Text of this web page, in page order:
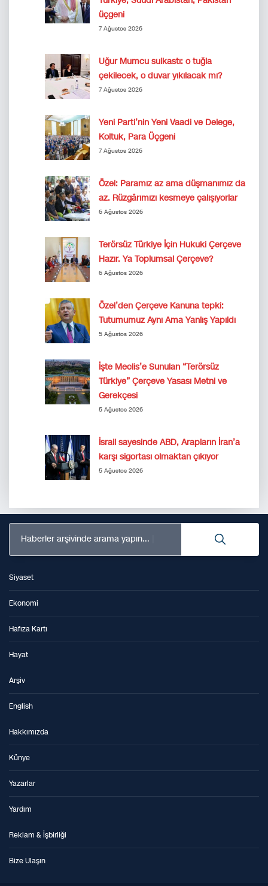
üçgeni
7 Ağustos 2026
Uğur Mumcu suikastı: o tuğla
çekilecek, o duvar yıkılacak mı?
7 Ağustos 2026
Yeni Parti’nin Yeni Vaadi ve Delege,
Koltuk, Para Üçgeni
7 Ağustos 2026
Özel: Paramız az ama düşmanımız da
az. Rüzgârımızı kesmeye çalışıyorlar
6 Ağustos 2026
Terörsüz Türkiye İçin Hukuki Çerçeve
Hazır. Ya Toplumsal Çerçeve?
6 Ağustos 2026
Özel’den Çerçeve Kanuna tepki:
Tutumumuz Aynı Ama Yanlış Yapıldı
5 Ağustos 2026
İşte Meclis’e Sunulan “Terörsüz
Türkiye” Çerçeve Yasası Metni ve
Gerekçesi
5 Ağustos 2026
İsrail sayesinde ABD, Arapların İran’a
karşı sigortası olmaktan çıkıyor
5 Ağustos 2026
Haberler arşivinde arama yapın...
Siyaset
Ekonomi
Hafıza Kartı
Hayat
Arşiv
English
Hakkımızda
Künye
Yazarlar
Yardım
Reklam & İşbirliği
Bize Ulaşın